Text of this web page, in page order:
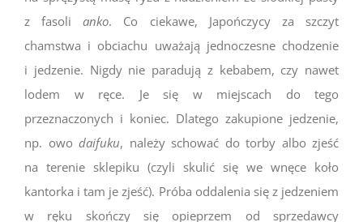
z fasolianko. Co ciekawe, Japończycy za szczyt
chamstwa i obciachu uważają jednoczesne chodzenie
i jedzenie. Nigdy nie paradują z kebabem, czy nawet
lodem w ręce. Je się w miejscach do tego
przeznaczonych i koniec. Dlatego zakupione jedzenie,
np. owo daifuku, należy schować do torby albo zjeść
na terenie sklepiku (czyli skulić się we wnęce koło
kantorka i tam je zjeść). Próba oddalenia się z jedzeniem
w ręku skończy się opieprzem od sprzedawcy